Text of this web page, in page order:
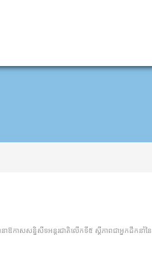
ឱកាសសន្និសីទអន្តរជាតិលើកទី៥ ស្តីភាពជាអ្នកដឹកនាំនៃ